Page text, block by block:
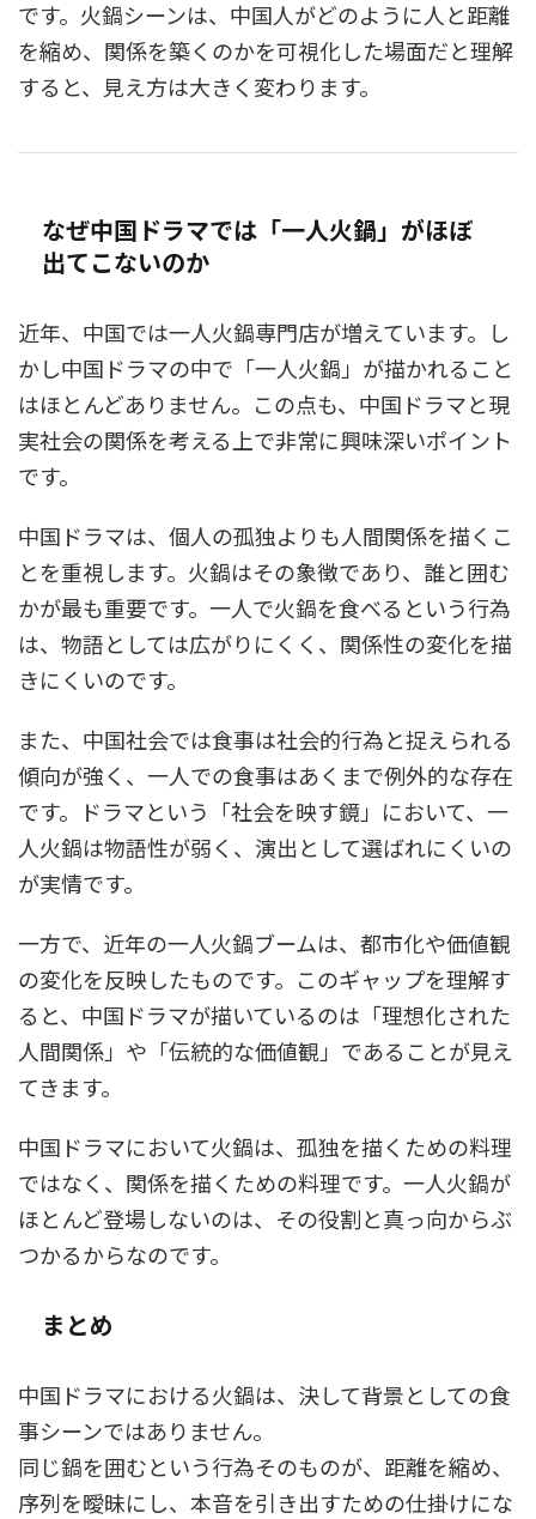
です。火鍋シーンは、中国人がどのように人と距離
を縮め、関係を築くのかを可視化した場面だと理解
すると、見え方は大きく変わります。
なぜ中国ドラマでは「一人火鍋」がほぼ
出てこないのか
近年、中国では一人火鍋専門店が増えています。し
かし中国ドラマの中で「一人火鍋」が描かれること
はほとんどありません。この点も、中国ドラマと現
実社会の関係を考える上で非常に興味深いポイント
です。
中国ドラマは、個人の孤独よりも人間関係を描くこ
とを重視します。火鍋はその象徴であり、誰と囲む
かが最も重要です。一人で火鍋を食べるという行為
は、物語としては広がりにくく、関係性の変化を描
きにくいのです。
また、中国社会では食事は社会的行為と捉えられる
傾向が強く、一人での食事はあくまで例外的な存在
です。ドラマという「社会を映す鏡」において、一
人火鍋は物語性が弱く、演出として選ばれにくいの
が実情です。
一方で、近年の一人火鍋ブームは、都市化や価値観
の変化を反映したものです。このギャップを理解す
ると、中国ドラマが描いているのは「理想化された
人間関係」や「伝統的な価値観」であることが見え
てきます。
中国ドラマにおいて火鍋は、孤独を描くための料理
ではなく、関係を描くための料理です。一人火鍋が
ほとんど登場しないのは、その役割と真っ向からぶ
つかるからなのです。
まとめ
中国ドラマにおける火鍋は、決して背景としての食
事シーンではありません。
同じ鍋を囲むという行為そのものが、距離を縮め、
序列を曖昧にし、本音を引き出すための仕掛けにな